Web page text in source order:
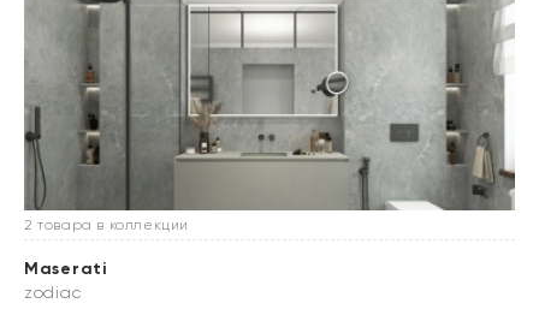
2 товара в коллекции
Maserati
zodiac